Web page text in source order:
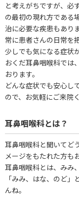
と考えがちですが、必
の最初の現れ方である
治に必要な疾患もありま
常に患者さんの日常を
少しでも気になる症状
おくだ耳鼻咽喉科では
おります。
どんな症状でも安心し
ので、お気軽にご来院
耳鼻咽喉科とは？
耳鼻咽喉科と聞いてど
メージをもたれた方も
耳鼻咽喉科とは、みみ
「みみ、はな、のど
んね。